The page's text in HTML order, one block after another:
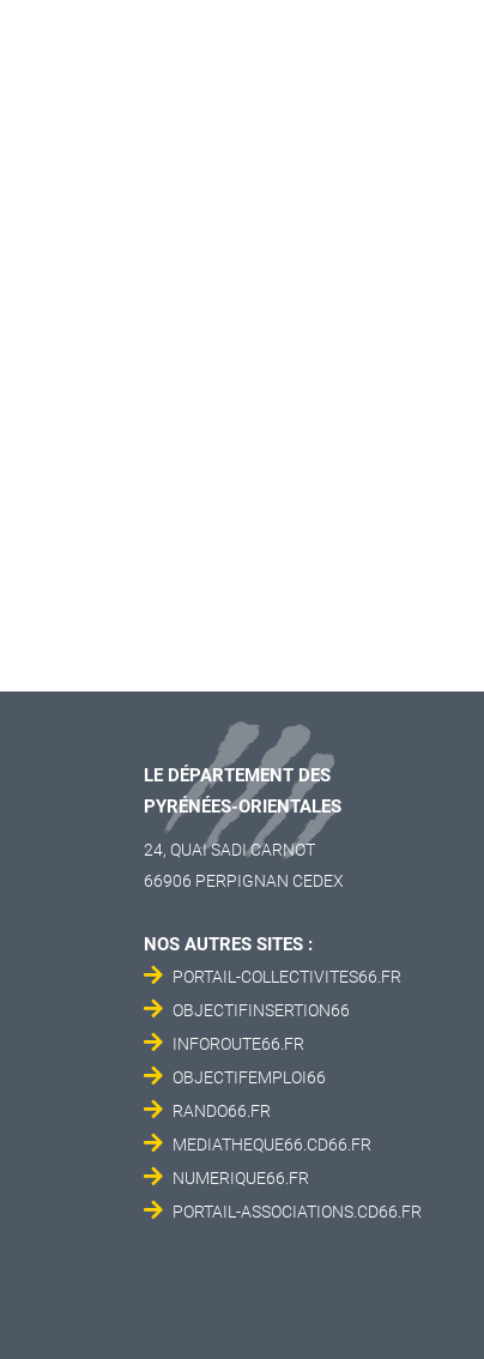
LE DÉPARTEMENT DES
PYRÉNÉES-ORIENTALES
24, QUAI SADI CARNOT
66906 PERPIGNAN CEDEX
NOS AUTRES SITES :
PORTAIL-COLLECTIVITES66.FR
OBJECTIFINSERTION66
INFOROUTE66.FR
OBJECTIFEMPLOI66
RANDO66.FR
MEDIATHEQUE66.CD66.FR
NUMERIQUE66.FR
PORTAIL-ASSOCIATIONS.CD66.FR